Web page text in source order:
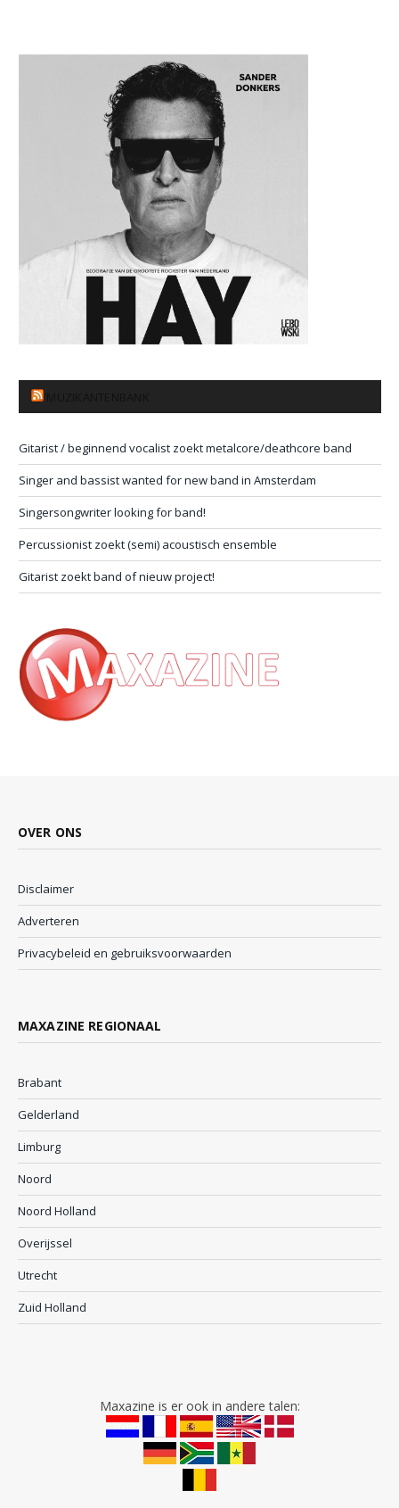
Gitarist / beginnend vocalist zoekt metalcore/deathcore band
Singer and bassist wanted for new band in Amsterdam
Singersongwriter looking for band!
Percussionist zoekt (semi) acoustisch ensemble
Gitarist zoekt band of nieuw project!
OVER ONS
Disclaimer
Adverteren
Privacybeleid en gebruiksvoorwaarden
MAXAZINE REGIONAAL
Brabant
Gelderland
Limburg
Noord
Noord Holland
Overijssel
Utrecht
Zuid Holland
Maxazine is er ook in andere talen: